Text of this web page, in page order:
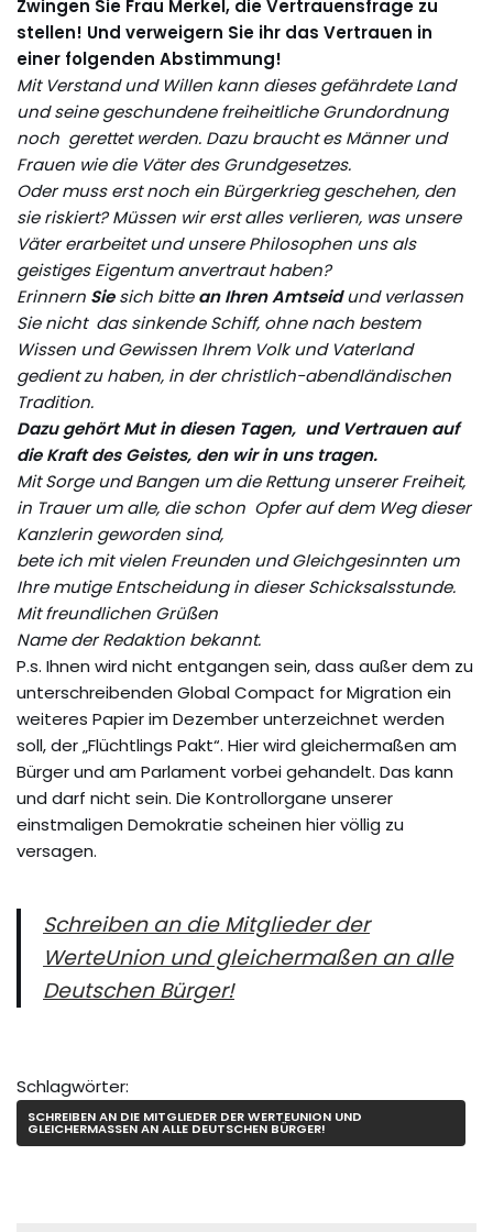
Zwingen Sie Frau Merkel, die Vertrauensfrage zu
stellen! Und verweigern Sie ihr das Vertrauen in
einer folgenden Abstimmung!
Mit Verstand und Willen kann dieses gefährdete Land
und seine geschundene freiheitliche Grundordnung
noch gerettet werden. Dazu braucht es Männer und
Frauen wie die Väter des Grundgesetzes.
Oder muss erst noch ein Bürgerkrieg geschehen, den
sie riskiert? Müssen wir erst alles verlieren, was unsere
Väter erarbeitet und unsere Philosophen uns als
geistiges Eigentum anvertraut haben?
Erinnern Siesich bittean Ihren Amtseidund verlassen
Sie nicht das sinkende Schiff, ohne nach bestem
Wissen und Gewissen Ihrem Volk und Vaterland
gedient zu haben, in der christlich-abendländischen
Tradition.
Dazu gehört Mut in diesen Tagen, und Vertrauen auf
die Kraft des Geistes, den wir in uns tragen.
Mit Sorge und Bangen um die Rettung unserer Freiheit,
in Trauer um alle, die schon Opfer auf dem Weg dieser
Kanzlerin geworden sind,
bete ich mit vielen Freunden und Gleichgesinnten um
Ihre mutige Entscheidung in dieser Schicksalsstunde.
Mit freundlichen Grüßen
Name der Redaktion bekannt.
P.s. Ihnen wird nicht entgangen sein, dass außer dem zu
unterschreibenden Global Compact for Migration ein
weiteres Papier im Dezember unterzeichnet werden
soll, der „Flüchtlings Pakt“. Hier wird gleichermaßen am
Bürger und am Parlament vorbei gehandelt. Das kann
und darf nicht sein. Die Kontrollorgane unserer
einstmaligen Demokratie scheinen hier völlig zu
versagen.
Schreiben an die Mitglieder der
WerteUnion und gleichermaßen an alle
Deutschen Bürger!
Schlagwörter:
SCHREIBEN AN DIE MITGLIEDER DER WERTEUNION UND
GLEICHERMASSEN AN ALLE DEUTSCHEN BÜRGER!